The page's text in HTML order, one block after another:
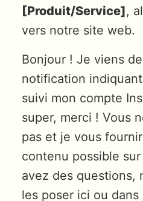
[Produit/Service],
vers notre site web.
Bonjour ! Je viens
notification
suivi mon compte
super, merci ! Vous
pas et je vous
contenu possible
avez des questions,
les poser ici ou